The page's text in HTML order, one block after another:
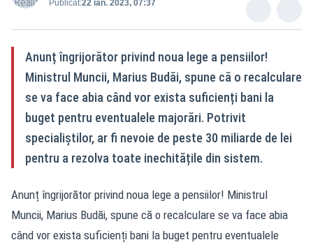
Publicat:22 ian. 2023, 07:37
Anunț îngrijorător privind noua lege a pensiilor!
Ministrul Muncii, Marius Budăi, spune că o recalculare
se va face abia când vor exista suficienți bani la
buget pentru eventualele majorări. Potrivit
specialiștilor, ar fi nevoie de peste 30 miliarde de lei
pentru a rezolva toate inechitățile din sistem.
Anunț îngrijorător privind noua lege a pensiilor! Ministrul
Muncii, Marius Budăi, spune că o recalculare se va face abia
când vor exista suficienți bani la buget pentru eventualele